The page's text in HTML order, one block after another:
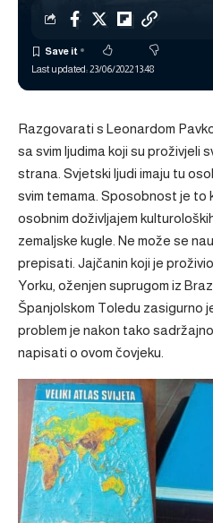
Last updated: 23/06/2022 13:48
Razgovarati s Leonardom
sa svim ljudima koji su proživjeli
strana. Svjetski ljudi imaju tu
svim temama. Sposobnost je to
osobnim doživljajem
zemaljske kugle. Ne može se
prepisati. Jajčanin koji je
Yorku, oženjen suprugom iz
Španjolskom Toledu zasigurno
problem je nakon tako
napisati o ovom čovjeku.